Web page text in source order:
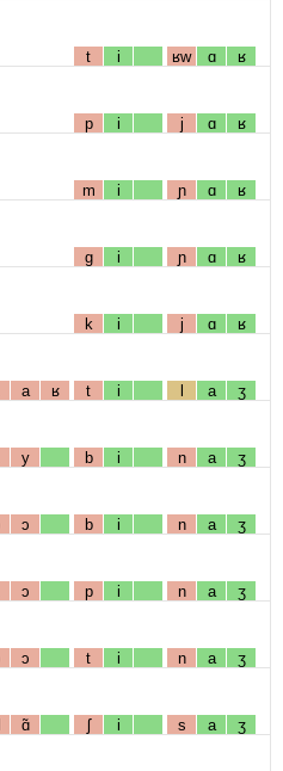
t i ʁw ɑ ʁ
p i j ɑ ʁ
m i ɲ ɑ ʁ
g i ɲ ɑ ʁ
k i j ɑ ʁ
a ʁ t i l a ʒ
y b i n a ʒ
ɔ b i n a ʒ
ɔ p i n a ʒ
ɔ t i n a ʒ
ɑ̃ ʃ i s a ʒ